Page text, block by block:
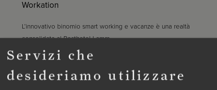
Workation
L’innovativo binomio smart working e vacanze è una realtà
consolidata al Posthotel Lamm.
per saperne di più
Servizi che
desideriamo utilizzare